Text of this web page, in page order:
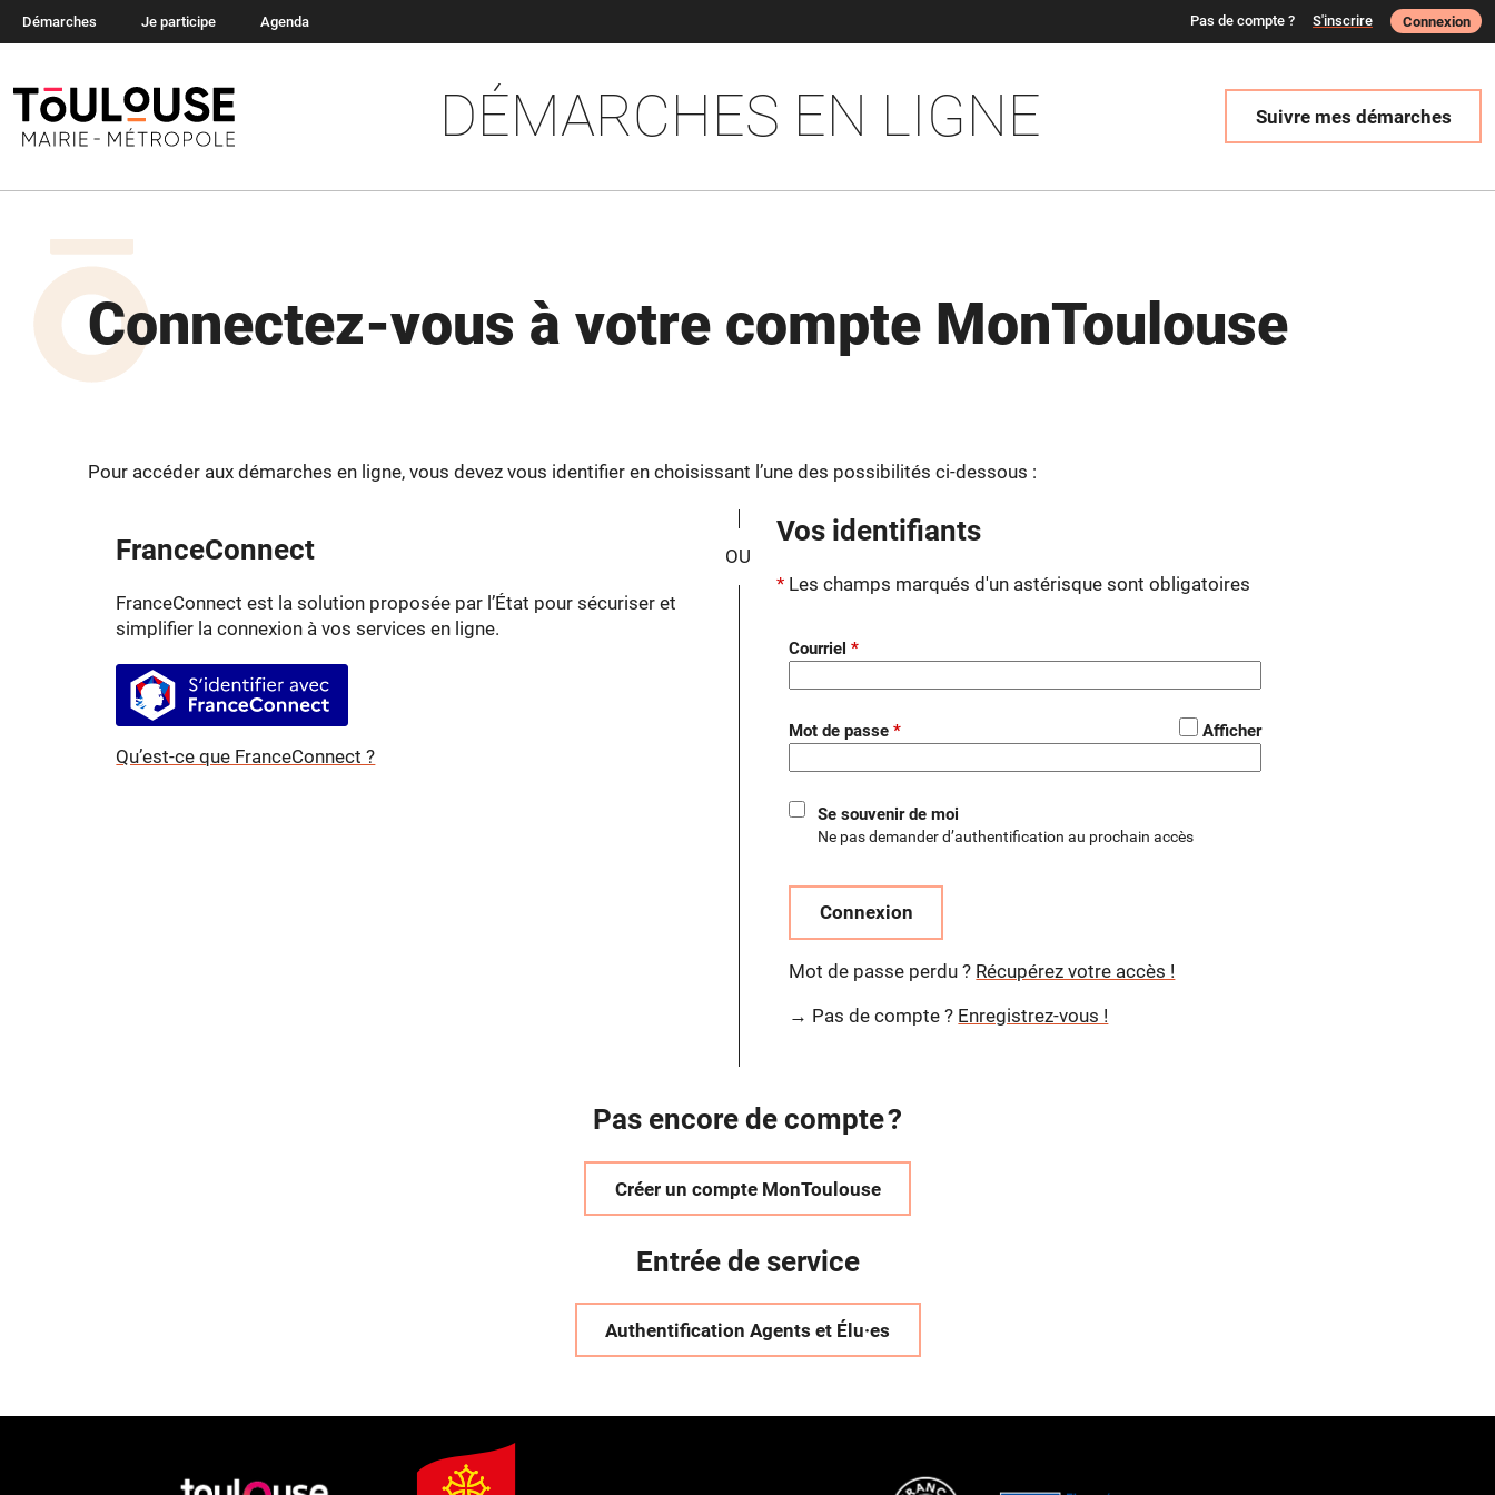
DÉMARCHES EN LIGNE Suivre mes démarches
Démarches Je participe Agenda Pas de compte ? S'inscrire Connexion
Connectez-vous à votre compte MonToulouse
Pour accéder aux démarches en ligne, vous devez vous identifier en choisissant l’une des possibilités ci-dessous :
FranceConnect
FranceConnect est la solution proposée par l’État pour sécuriser et
simplifier la connexion à vos services en ligne.
S’identifier avec FranceConnect
Qu’est-ce que FranceConnect ?
Vos identifiants
Les champs marqués d'un astérisque sont obligatoires
Courriel
Mot de passe Afficher
Se souvenir de moi
Ne pas demander d’authentification au prochain accès
Connexion
Mot de passe perdu ? Récupérez votre accès !
→ Pas de compte ? Enregistrez-vous !
Pas encore de compte ?
Créer un compte MonToulouse
Entrée de service
Authentification Agents et Élu·es